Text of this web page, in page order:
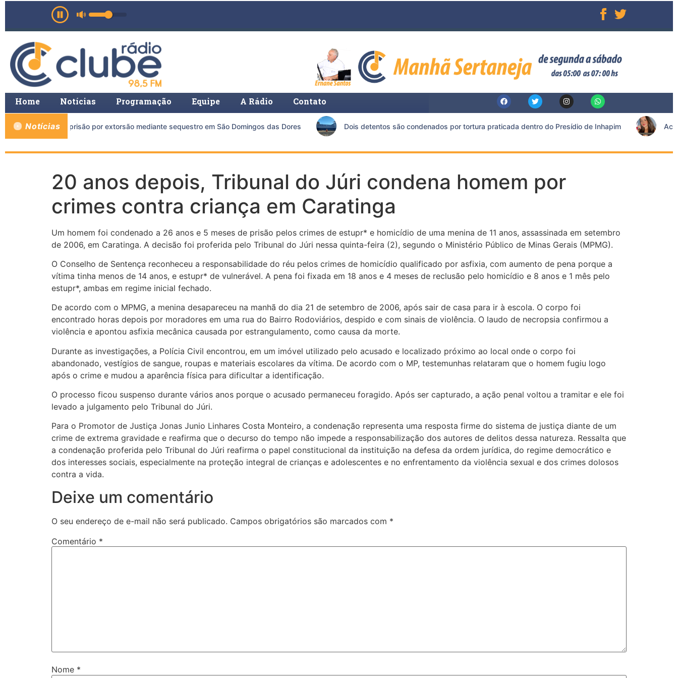
Home Notícias Programação Equipe A Rádio Contato
Notícias
de 11 anos de prisão por extorsão mediante sequestro em São Domingos das Dores Dois detentos são condenados por tortura praticada dentro do Presídio de Inhapim
20 anos depois, Tribunal do Júri condena homem por
crimes contra criança em Caratinga
Um homem foi condenado a 26 anos e 5 meses de prisão pelos crimes de estupr* e homicídio de uma menina de 11 anos, assassinada em setembro
de 2006, em Caratinga. A decisão foi proferida pelo Tribunal do Júri nessa quinta-feira (2), segundo o Ministério Público de Minas Gerais (MPMG).
O Conselho de Sentença reconheceu a responsabilidade do réu pelos crimes de homicídio qualificado por asfixia, com aumento de pena porque a
vítima tinha menos de 14 anos, e estupr* de vulnerável. A pena foi fixada em 18 anos e 4 meses de reclusão pelo homicídio e 8 anos e 1 mês pelo
estupr*, ambas em regime inicial fechado.
De acordo com o MPMG, a menina desapareceu na manhã do dia 21 de setembro de 2006, após sair de casa para ir à escola. O corpo foi
encontrado horas depois por moradores em uma rua do Bairro Rodoviários, despido e com sinais de violência. O laudo de necropsia confirmou a
violência e apontou asfixia mecânica causada por estrangulamento, como causa da morte.
Durante as investigações, a Polícia Civil encontrou, em um imóvel utilizado pelo acusado e localizado próximo ao local onde o corpo foi
abandonado, vestígios de sangue, roupas e materiais escolares da vítima. De acordo com o MP, testemunhas relataram que o homem fugiu logo
após o crime e mudou a aparência física para dificultar a identificação.
O processo ficou suspenso durante vários anos porque o acusado permaneceu foragido. Após ser capturado, a ação penal voltou a tramitar e ele foi
levado a julgamento pelo Tribunal do Júri.
Para o Promotor de Justiça Jonas Junio Linhares Costa Monteiro, a condenação representa uma resposta firme do sistema de justiça diante de um
crime de extrema gravidade e reafirma que o decurso do tempo não impede a responsabilização dos autores de delitos dessa natureza. Ressalta que
a condenação proferida pelo Tribunal do Júri reafirma o papel constitucional da instituição na defesa da ordem jurídica, do regime democrático e
dos interesses sociais, especialmente na proteção integral de crianças e adolescentes e no enfrentamento da violência sexual e dos crimes dolosos
contra a vida.
Deixe um comentário
O seu endereço de e-mail não será publicado. Campos obrigatórios são marcados com *
Comentário *
Nome *